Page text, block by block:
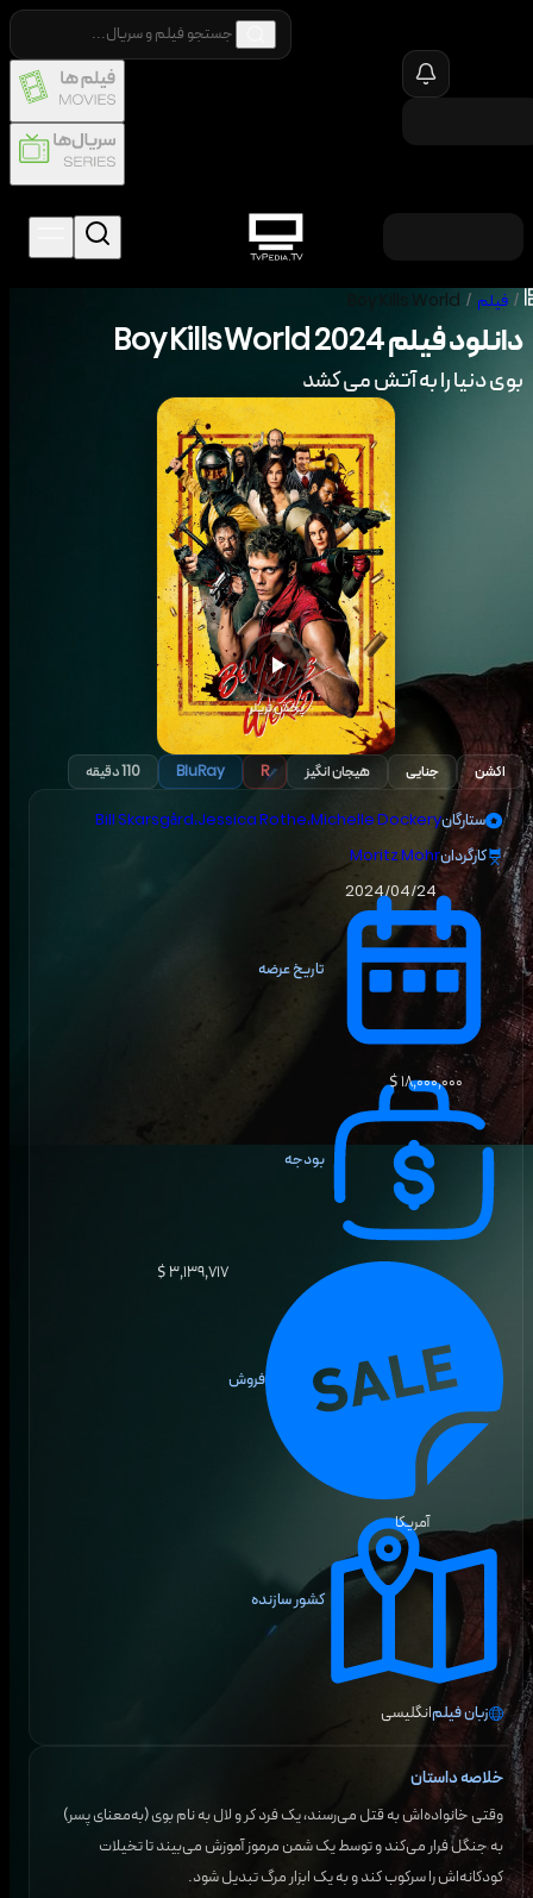
/ فیلم /
Boy Kills World
دانلود فیلم2024
Boy Kills World
بوی دنیا را به آتش می کشد
پخش تریلر
اکشن جنایی هیجان انگیز R
BluRay 110 دقیقه
ستارگان Bill Skarsgård،Jessica Rothe،Michelle Dockery
کارگردانMoritz Mohr
تاریخ عرضه
2024/04/24
بودجه
۱۸٬۰۰۰٬۰۰۰ $
فروش
۳٬۱۳۹٬۷۱۷ $
کشور سازنده
آمریکا
زبان فیلمانگلیسی
خلاصه داستان
وقتی خانواده‌اش به قتل می‌رسند، یک فرد کر و لال به نام بوی (به‌معنای پسر)
به جنگل فرار می‌کند و توسط یک شمن مرموز آموزش می‌بیند تا تخیلات
کودکانه‌اش را سرکوب کند و به یک ابزار مرگ تبدیل شود.